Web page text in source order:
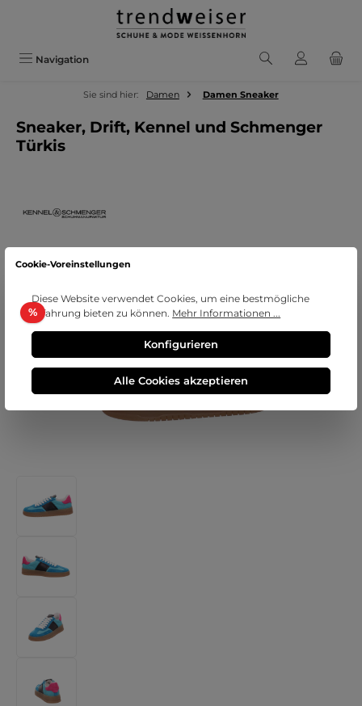
Zum Hauptinhalt springen
Navigation
Sie sind hier: Damen Damen Sneaker
Sneaker, Drift, Kennel und Schmenger
Türkis
Bildergalerie überspringen
%Rabatt
Cookie-Voreinstellungen
Diese Website verwendet Cookies, um eine bestmögliche
Erfahrung bieten zu können. Mehr Informationen ...
Konfigurieren
Alle Cookies akzeptieren